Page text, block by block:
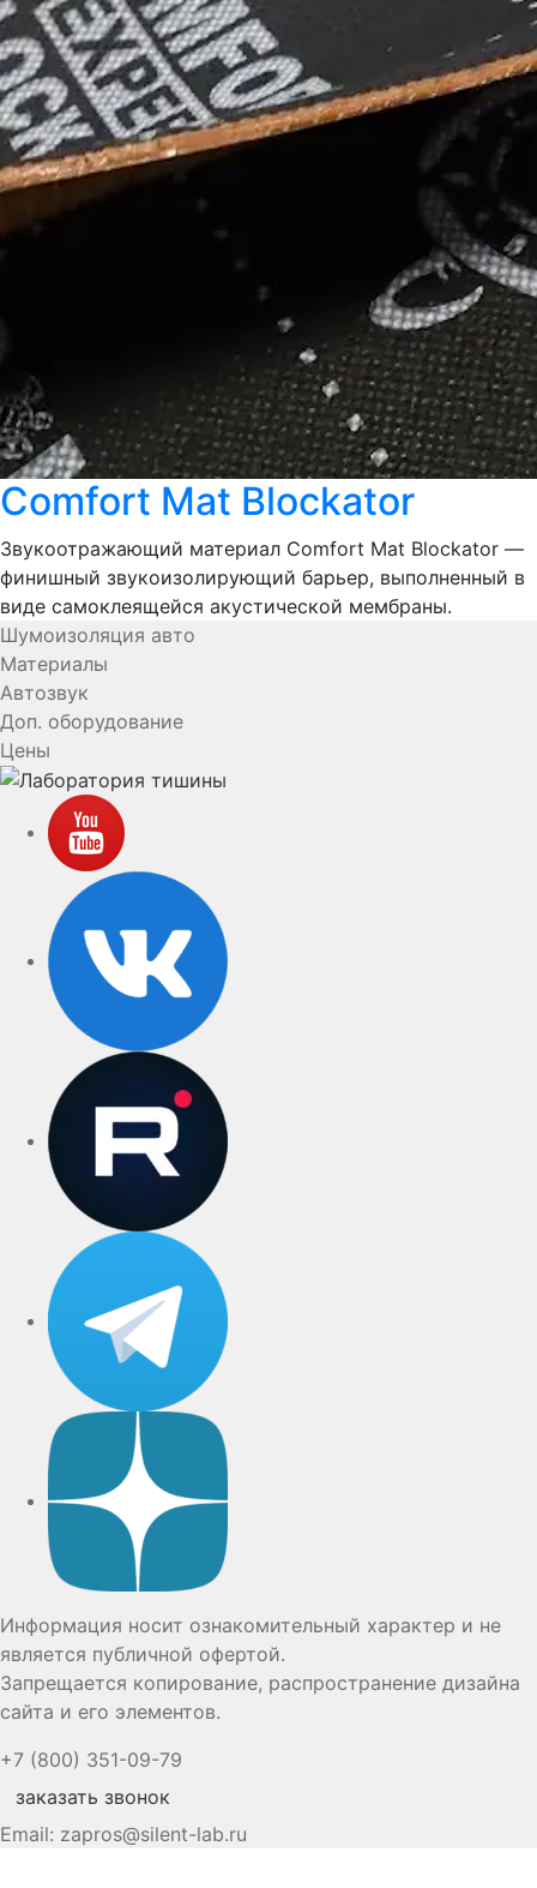
Comfort Mat Blockator
Звукоотражающий материал Comfort Mat Blockator —
финишный звукоизолирующий барьер, выполненный в
виде самоклеящейся акустической мембраны.
Шумоизоляция авто
Материалы
Автозвук
Доп. оборудование
Цены
Информация носит ознакомительный характер и не
является публичной офертой.
Запрещается копирование, распространение дизайна
сайта и его элементов.
+7 (800) 351-09-79
заказать звонок
Email: zapros@silent-lab.ru